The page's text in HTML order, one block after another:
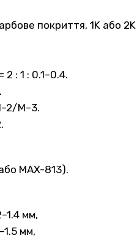
покриття, 1K або 2K
: 1 : 0.1–0.4.
M–3.
MAX-813).
мм,
мм,